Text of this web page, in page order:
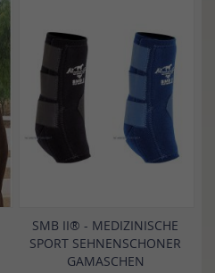
SMB II® - MEDIZINISCHE
SPORT SEHNENSCHONER
GAMASCHEN